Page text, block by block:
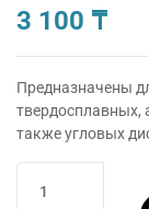
3 100 ₸
Предназначены
твердосплавных,
также угловых
товара